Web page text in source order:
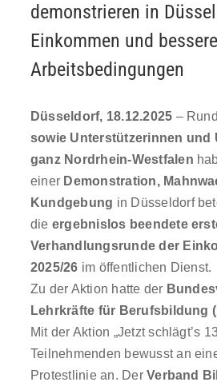
demonstrieren in
Einkommen und bessere
Arbeitsbedingungen
Düsseldorf, 18.12.2025 – Rund
sowie Unterstützerinnen und
ganz Nordrhein-Westfalen
einer Demonstration,
Kundgebung in Düsseldorf
die ergebnislos beendete
Verhandlungsrunde der
2025/26 im öffentlichen Dienst.
Zu der Aktion hatte der
Lehrkräfte für Berufsbildung
Mit der Aktion „Jetzt schlägt’s
Teilnehmenden bewusst an
Protestlinie an. DerVerband